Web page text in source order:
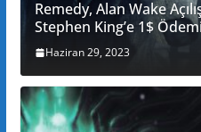
Remedy, Alan Wake
Stephen King’e 1$
Haziran 29, 2023